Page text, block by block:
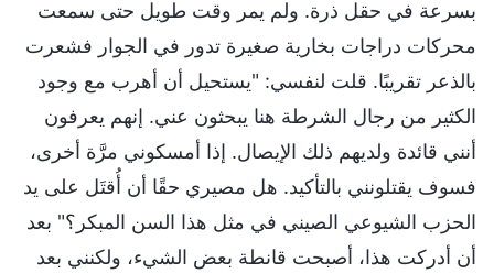
بسرعة في حقل ذرة. ولم يمر وقت طويل حتى سمعت
محركات دراجات بخارية صغيرة تدور في الجوار فشعرت
بالذعر تقريبًا. قلت لنفسي: "يستحيل أن أهرب مع وجود
الكثير من رجال الشرطة هنا يبحثون عني. إنهم يعرفون
أنني قائدة ولديهم ذلك الإيصال. إذا أمسكوني مرَّة أخرى،
فسوف يقتلونني بالتأكيد. هل مصيري حقًا أن أُقتَل على يد
الحزب الشيوعي الصيني في مثل هذا السن المبكر؟" بعد
أن أدركت هذا، أصبحت قانطة بعض الشيء، ولكنني بعد